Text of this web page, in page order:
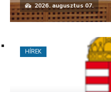
2026. augusztus 07.
HÍREK